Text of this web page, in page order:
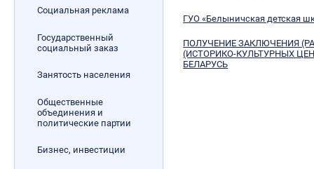
Социальная реклама
Государственный
социальный заказ
Занятость населения
Общественные
объединения и
политические партии
Бизнес, инвестиции
ГУО «Белыничская детская
ПОЛУЧЕНИЕ ЗАКЛЮЧЕНИЯ
(ИСТОРИКО-КУЛЬТУРНЫХ
БЕЛАРУСЬ